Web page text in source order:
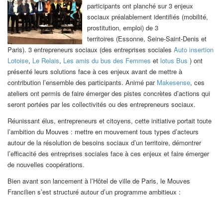
participants ont planché sur 3 enjeux
sociaux préalablement identifiés (mobilité,
prostitution, emploi) de 3
territoires (Essonne, Seine-Saint-Denis et
Paris). 3 entrepreneurs sociaux (des entreprises sociales Auto insertion
Lotoise, Le Relais, Les amis du bus des Femmes et lotus Bus ) ont
présenté leurs solutions face à ces enjeux avant de mettre à
contribution l’ensemble des participants. Animé par Makesense, ces
ateliers ont permis de faire émerger des pistes concrètes d’actions qui
seront portées par les collectivités ou des entrepreneurs sociaux.
Réunissant élus, entrepreneurs et citoyens, cette initiative portait toute
l’ambition du Mouves : mettre en mouvement tous types d’acteurs
autour de la résolution de besoins sociaux d’un territoire, démontrer
l’efficacité des entreprises sociales face à ces enjeux et faire émerger
de nouvelles coopérations.
Bien avant son lancement à l’Hôtel de ville de Paris, le Mouves
Francilien s’est structuré autour d’un programme ambitieux :